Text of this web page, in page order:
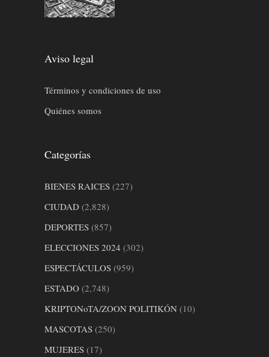
Aviso legal
Términos y condiciones de uso
Quiénes somos
Categorías
BIENES RAICES (227)
CIUDAD (2,828)
DEPORTES (857)
ELECCIONES 2024 (302)
ESPECTÁCULOS (959)
ESTADO (2,748)
KRIPTONoTA/ZOON POLITIKÓN (10)
MASCOTAS (250)
MUJERES (17)